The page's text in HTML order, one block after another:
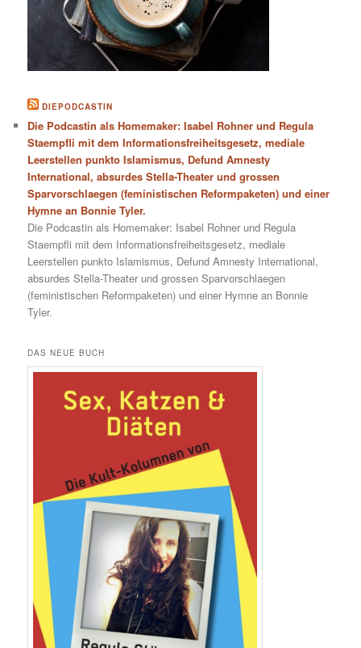
DIEPODCASTIN
Die Podcastin als Homemaker: Isabel Rohner und Regula
Staempfli mit dem Informationsfreiheitsgesetz, mediale
Leerstellen punkto Islamismus, Defund Amnesty
International, absurdes Stella-Theater und grossen
Sparvorschlaegen (feministischen Reformpaketen) und einer
Hymne an Bonnie Tyler.
Die Podcastin als Homemaker: Isabel Rohner und Regula
Staempfli mit dem Informationsfreiheitsgesetz, mediale
Leerstellen punkto Islamismus, Defund Amnesty International,
absurdes Stella-Theater und grossen Sparvorschlaegen
(feministischen Reformpaketen) und einer Hymne an Bonnie
Tyler.
DAS NEUE BUCH